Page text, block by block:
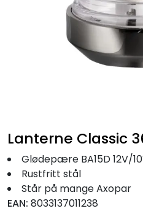
Lanterne Classic
Glødepære BA15D 12V/
Rustfritt stål
Står på mange Axopar
EAN: 8033137011238
Fritid/Sikkerhet